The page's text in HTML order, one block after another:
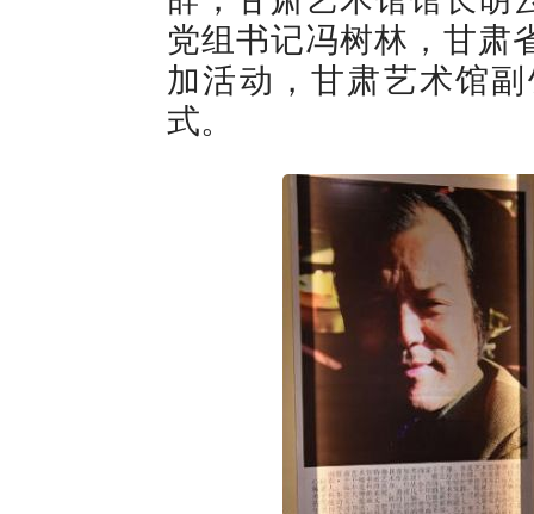
党组书记冯树林，甘肃
加活动，甘肃艺术馆
式。